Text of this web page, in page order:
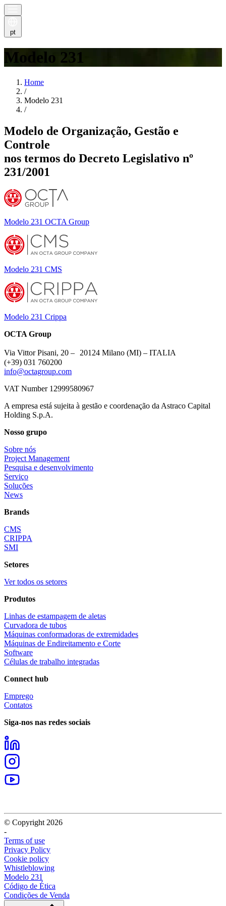
pt
Modelo 231
Home
/
Modelo 231
/
Modelo de Organização, Gestão e
Controle
nos termos do Decreto Legislativo nº
231/2001
Modelo 231 OCTA Group
Modelo 231 CMS
Modelo 231 Crippa
OCTA Group
Via Vittor Pisani, 20 – 20124 Milano (MI) – ITALIA
(+39) 031 760200
info@octagroup.com
VAT Number 12999580967
A empresa está sujeita à gestão e coordenação da Astraco Capital
Holding S.p.A.
Nosso grupo
Sobre nós
Project Management
Pesquisa e desenvolvimento
Serviço
Soluções
News
Brands
CMS
CRIPPA
SMI
Setores
Ver todos os setores
Produtos
Linhas de estampagem de aletas
Curvadora de tubos
Máquinas conformadoras de extremidades
Máquinas de Endireitamento e Corte
Software
Células de trabalho integradas
Connect hub
Emprego
Contatos
Siga-nos nas redes sociais
© Copyright 2026
-
Terms of use
Privacy Policy
Cookie policy
Whistleblowing
Modelo 231
Código de Ética
Condições de Venda